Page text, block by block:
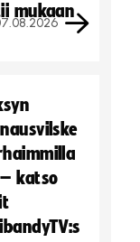
mukaan
katso